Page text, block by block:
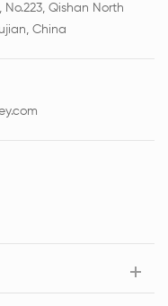
Qishan North
China